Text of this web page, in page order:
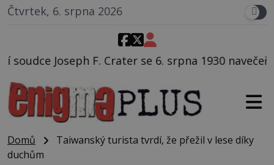
Čtvrtek, 6. srpna 2026
se 6. srpna 1930 navečeří ve své oblíbené
Domů
Taiwanský turista tvrdí, že přežil v lese díky
duchům